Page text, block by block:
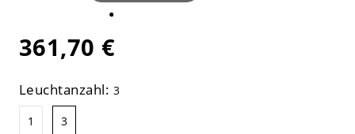
361,70 €
Leuchtanzahl: 3
1 3